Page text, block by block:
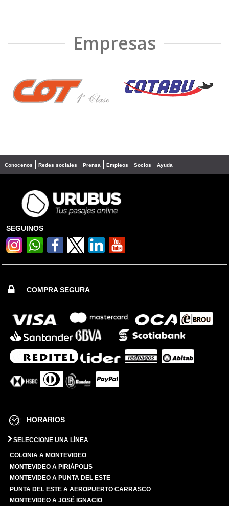
Empresas
❮ ❯
Conocenos Redes sociales Prensa Empleos Socios Ayuda
SEGUINOS
COMPRA SEGURA
HORARIOS
SELECCIONE UNA LÍNEA
COLONIA A MONTEVIDEO
MONTEVIDEO A PIRIÁPOLIS
MONTEVIDEO A PUNTA DEL ESTE
PUNTA DEL ESTE A AEROPUERTO CARRASCO
MONTEVIDEO A JOSÉ IGNACIO